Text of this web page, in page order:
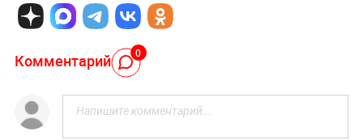
Комментарий 0